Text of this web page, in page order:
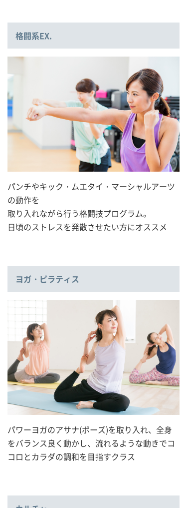
格闘系EX.
パンチやキック・ムエタイ・マーシャルアーツ
の動作を
取り入れながら行う格闘技プログラム。
日頃のストレスを発散させたい方にオススメ
ヨガ・ピラティス
パワーヨガのアサナ(ポーズ)を取り入れ、全身
をバランス良く動かし、流れるような動きでコ
コロとカラダの調和を目指すクラス